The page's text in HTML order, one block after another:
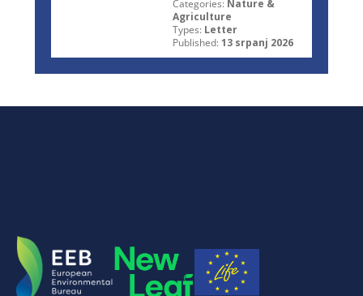
Categories: Nature &
Agriculture
Types: Letter
Published: 13 srpanj 2026